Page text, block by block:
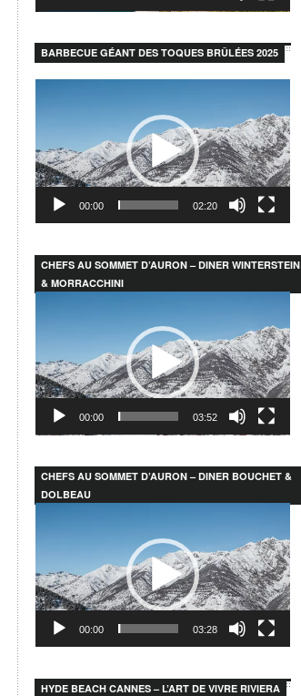
BARBECUE GÉANT DES TOQUES BRÛLÉES 2025
00:00 02:20
CHEFS AU SOMMET D’AURON – DINER WINTERSTEIN
& MORRACCHINI
00:00 03:52
CHEFS AU SOMMET D’AURON – DINER BOUCHET &
DOLBEAU
00:00 03:28
HYDE BEACH CANNES – L’ART DE VIVRE RIVIERA